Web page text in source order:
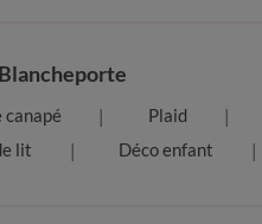
canapé Plaid
lit Déco enfant